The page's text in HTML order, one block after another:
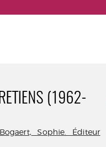
(1962-
Bogaert, Sophie. Éditeur